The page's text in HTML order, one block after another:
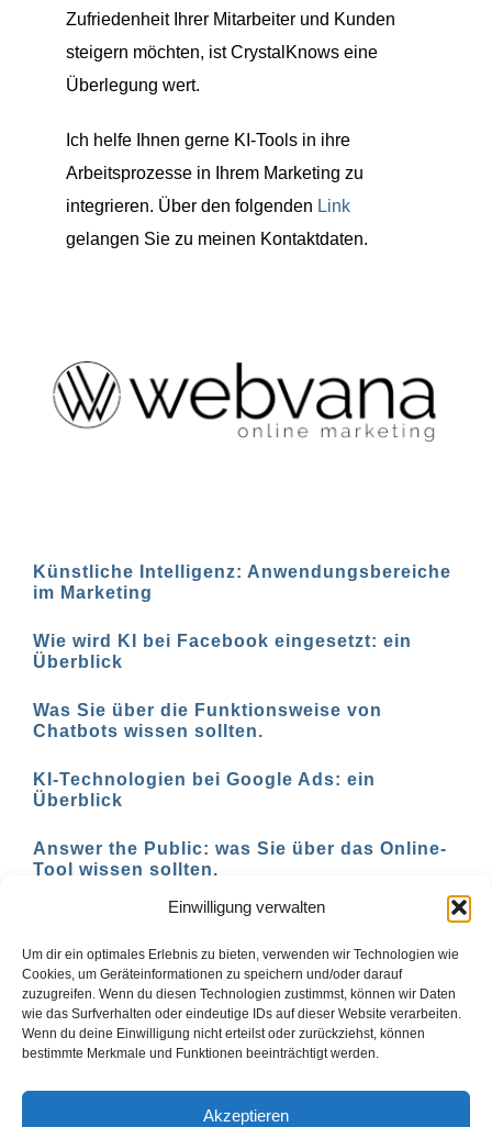
Einwilligung verwalten
Um dir ein optimales Erlebnis zu bieten, verwenden wir Technologien wie
Cookies, um Geräteinformationen zu speichern und/oder darauf
zuzugreifen. Wenn du diesen Technologien zustimmst, können wir Daten
wie das Surfverhalten oder eindeutige IDs auf dieser Website verarbeiten.
Wenn du deine Einwilligung nicht erteilst oder zurückziehst, können
bestimmte Merkmale und Funktionen beeinträchtigt werden.
Akzeptieren
Zufriedenheit Ihrer Mitarbeiter und Kunden
steigern möchten, ist CrystalKnows eine
Überlegung wert.
Ich helfe Ihnen gerne KI-Tools in ihre
Arbeitsprozesse in Ihrem Marketing zu
integrieren. Über den folgenden Link
gelangen Sie zu meinen Kontaktdaten.
Künstliche Intelligenz: Anwendungsbereiche
im Marketing
Wie wird KI bei Facebook eingesetzt: ein
Überblick
Was Sie über die Funktionsweise von
Chatbots wissen sollten.
KI-Technologien bei Google Ads: ein
Überblick
Answer the Public: was Sie über das Online-
Tool wissen sollten.
AI-basierte Tools für den Social-Media-
1 2 Vor